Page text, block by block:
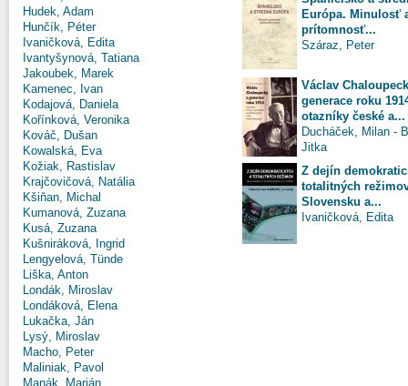
Hudek, Adam
Hunčík, Péter
Ivaničková, Edita
Ivantyšynová, Tatiana
Jakoubek, Marek
Kamenec, Ivan
Kodajová, Daniela
Kořínková, Veronika
Kováč, Dušan
Kowalská, Eva
Kožiak, Rastislav
Krajčovičová, Natália
Kšiňan, Michal
Kumanová, Zuzana
Kusá, Zuzana
Kušniráková, Ingrid
Lengyelová, Tünde
Liška, Anton
Londák, Miroslav
Londáková, Elena
Lukačka, Ján
Lysý, Miroslav
Macho, Peter
Maliniak, Pavol
Manák, Marián
Európa. Minulosť
prítomnosť...
Száraz, Peter
Václav
generace roku
otazníky české a...
Ducháček, Milan -
Jitka
Z dejín
totalitných
Slovensku a...
Ivaničková, Edita